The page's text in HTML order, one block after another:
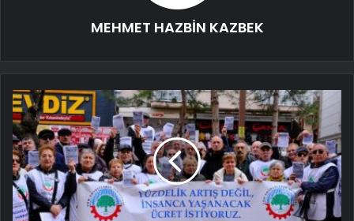
MEHMET HAZBİN KAZBEK